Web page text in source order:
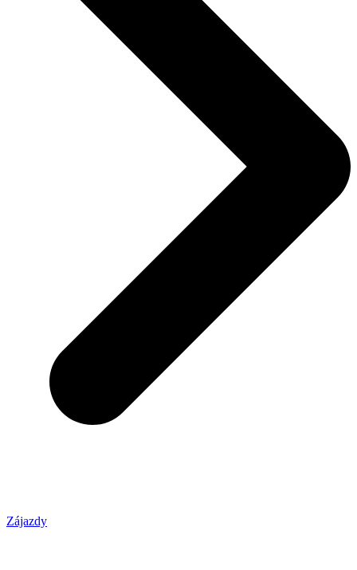
Zájazdy